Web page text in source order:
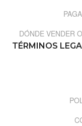
DÓNDE VENDER
TÉRMINOS